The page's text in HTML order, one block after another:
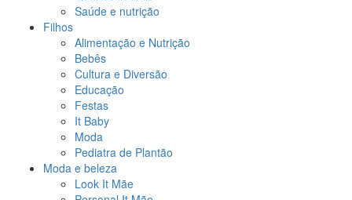
Saúde e nutrição
Filhos
Alimentação e Nutrição
Bebês
Cultura e Diversão
Educação
Festas
It Baby
Moda
Pediatra de Plantão
Moda e beleza
Look It Mãe